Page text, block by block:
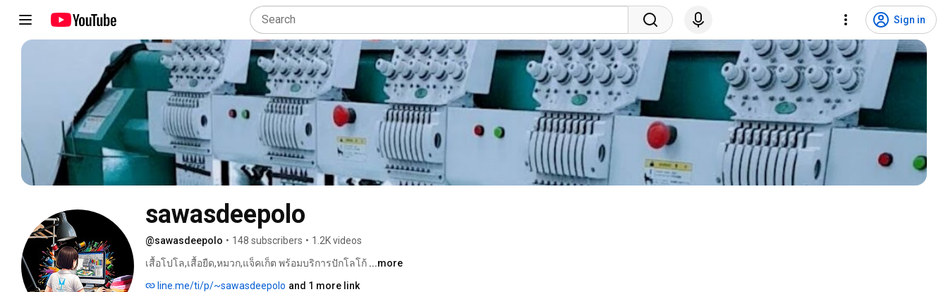
Sign in
sawasdeepolo
@sawasdeepolo • 148 subscribers • 1.2K videos
เสื้อโปโล,เสื้อยืด,หมวก,แจ็คเก็ต พร้อมบริการปักโลโก้ ...more
line.me/ti/p/~sawasdeepolo and 1 more link